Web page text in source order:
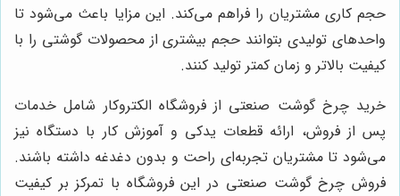
حجم کاری مشتریان را فراهم می‌کند. این مزایا باعث می‌شود تا
واحدهای تولیدی بتوانند حجم بیشتری از محصولات گوشتی را با
کیفیت بالاتر و زمان کمتر تولید کنند.
خرید چرخ گوشت صنعتی از فروشگاه الکتروکار شامل خدمات
پس از فروش، ارائه قطعات یدکی و آموزش کار با دستگاه نیز
می‌شود تا مشتریان تجربه‌ای راحت و بدون دغدغه داشته باشند.
فروش چرخ گوشت صنعتی در این فروشگاه با تمرکز بر کیفیت